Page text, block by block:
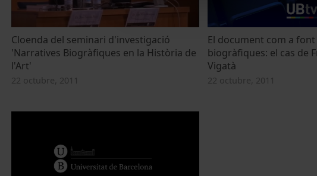
Cloenda del seminari d'investigació
'Narratives Biogràfiques en la Història de
l'Art'
22 octubre, 2011
El document com a
biogràfiques: el cas de
Vigatà
22 octubre, 2011